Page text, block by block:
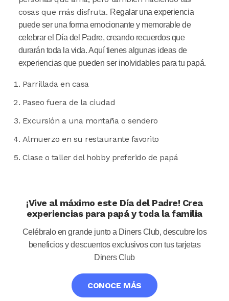
cosas que más disfruta. Regalar una experiencia
puede ser una forma emocionante y memorable de
celebrar el Día del Padre, creando recuerdos que
durarán toda la vida. Aquí tienes algunas ideas de
experiencias que pueden ser inolvidables para tu papá.
Parrillada en casa
Paseo fuera de la ciudad
Excursión a una montaña o sendero
Almuerzo en su restaurante favorito
Clase o taller del hobby preferido de papá
¡Vive al máximo este Día del Padre! Crea
experiencias para papá y toda la familia
Celébralo en grande junto a Diners Club, descubre los
beneficios y descuentos exclusivos con tus tarjetas
Diners Club
CONOCE MÁS